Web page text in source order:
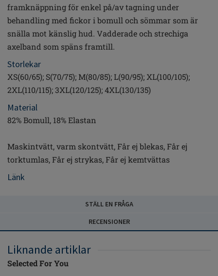
framknäppning för enkel på/av tagning under
behandling med fickor i bomull och sömmar som är
snälla mot känslig hud. Vadderade och strechiga
axelband som späns framtill.
Storlekar
XS(60/65); S(70/75); M(80/85); L(90/95); XL(100/105);
2XL(110/115); 3XL(120/125); 4XL(130/135)
Material
82% Bomull, 18% Elastan
Maskintvätt, varm skontvätt, Får ej blekas, Får ej
torktumlas, Får ej strykas, Får ej kemtvättas
Länk
STÄLL EN FRÅGA
RECENSIONER
Liknande artiklar
Selected For You